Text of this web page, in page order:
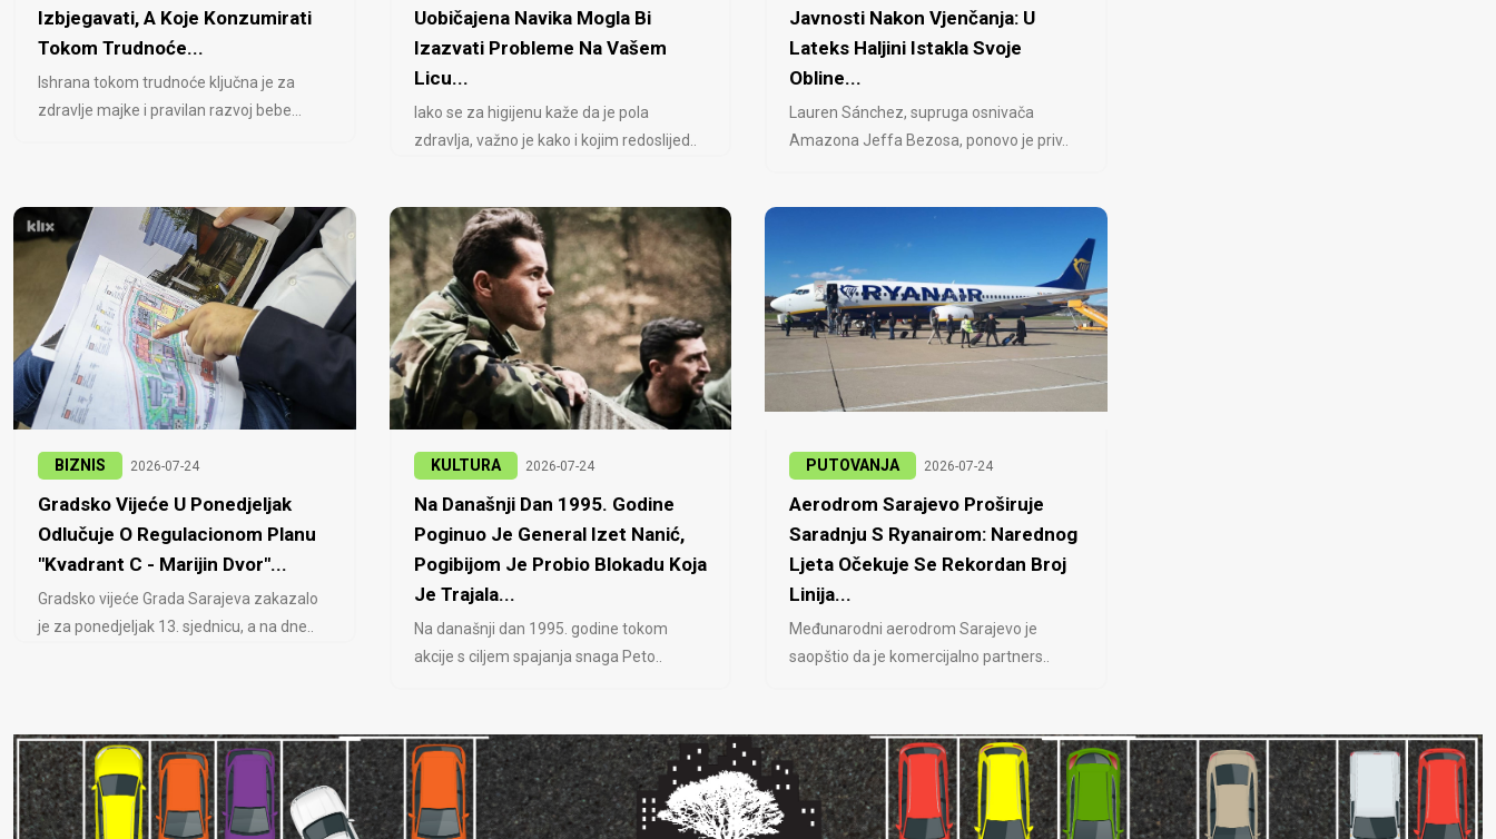
Izbjegavati, A Koje Konzumirati
Tokom Trudnoće...
Ishrana tokom trudnoće ključna je za
zdravlje majke i pravilan razvoj bebe...
Uobičajena Navika Mogla Bi
Izazvati Probleme Na Vašem
Licu...
Iako se za higijenu kaže da je pola
zdravlja, važno je kako i kojim redoslijed..
Javnosti Nakon Vjenčanja: U
Lateks Haljini Istakla Svoje
Obline...
Lauren Sánchez, supruga osnivača
Amazona Jeffa Bezosa, ponovo je priv..
BIZNIS 2026-07-24
Gradsko Vijeće U Ponedjeljak
Odlučuje O Regulacionom Planu
"Kvadrant C - Marijin Dvor"...
Gradsko vijeće Grada Sarajeva zakazalo
je za ponedjeljak 13. sjednicu, a na dne..
KULTURA 2026-07-24
Na Današnji Dan 1995. Godine
Poginuo Je General Izet Nanić,
Pogibijom Je Probio Blokadu Koja
Je Trajala...
Na današnji dan 1995. godine tokom
akcije s ciljem spajanja snaga Peto..
PUTOVANJA 2026-07-24
Aerodrom Sarajevo Proširuje
Saradnju S Ryanairom: Narednog
Ljeta Očekuje Se Rekordan Broj
Linija...
Međunarodni aerodrom Sarajevo je
saopštio da je komercijalno partners..